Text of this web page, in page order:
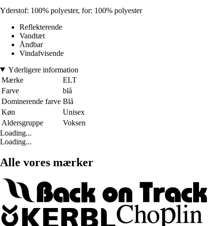
Yderstof: 100% polyester, for: 100% polyester
Reflekterende
Vandtæt
Åndbar
Vindafvisende
Yderligere information
Mærke
ELT
Farve
blå
Dominerende farve Blå
Køn
Unisex
Aldersgruppe
Voksen
Loading...
Loading...
Alle vores mærker